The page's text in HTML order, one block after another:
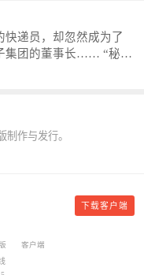
：龙
，鬼泣神哭。 本
就是真事儿，想要对
微信公众号：
公众
快递员，却忽然成为了
团的董事长…… “秘
喝住行标准！” “好
作与发行。
下载客户端
客户端